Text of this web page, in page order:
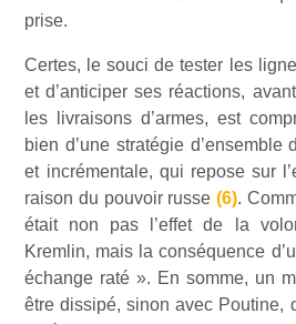
prise.
Certes, le souci de tester les
et d’anticiper ses réactions,
les livraisons d’armes, est
bien d’une stratégie d’ensemble
et incrémentale, qui repose sur
raison du pouvoir russe (6).
était non pas l’effet de la
Kremlin, mais la conséquence
échange raté ». En somme, un
être dissipé, sinon avec Poutine,